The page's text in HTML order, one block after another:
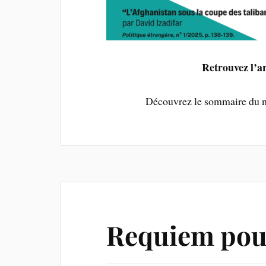
Retrouvez
Découvrez le sommaire du
Requiem